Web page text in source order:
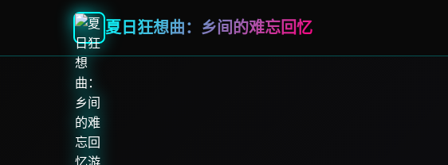
夏日狂想曲：乡间的难忘回忆